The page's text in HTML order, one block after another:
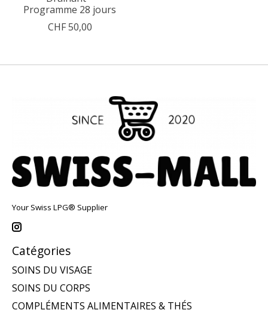
Programme 28 jours
CHF 50,00
Your Swiss LPG® Supplier
Catégories
SOINS DU VISAGE
SOINS DU CORPS
COMPLÉMENTS ALIMENTAIRES & THÉS